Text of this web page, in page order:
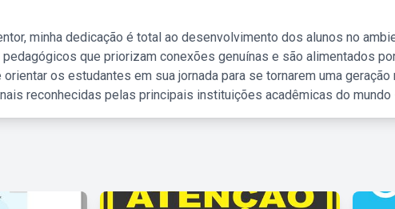
minha dedicação é total ao desenvolvimento dos alunos no
que priorizam conexões genuínas e são alimentados
os estudantes em sua jornada para se tornarem uma
reconhecidas pelas principais instituições acadêmicas do mundo